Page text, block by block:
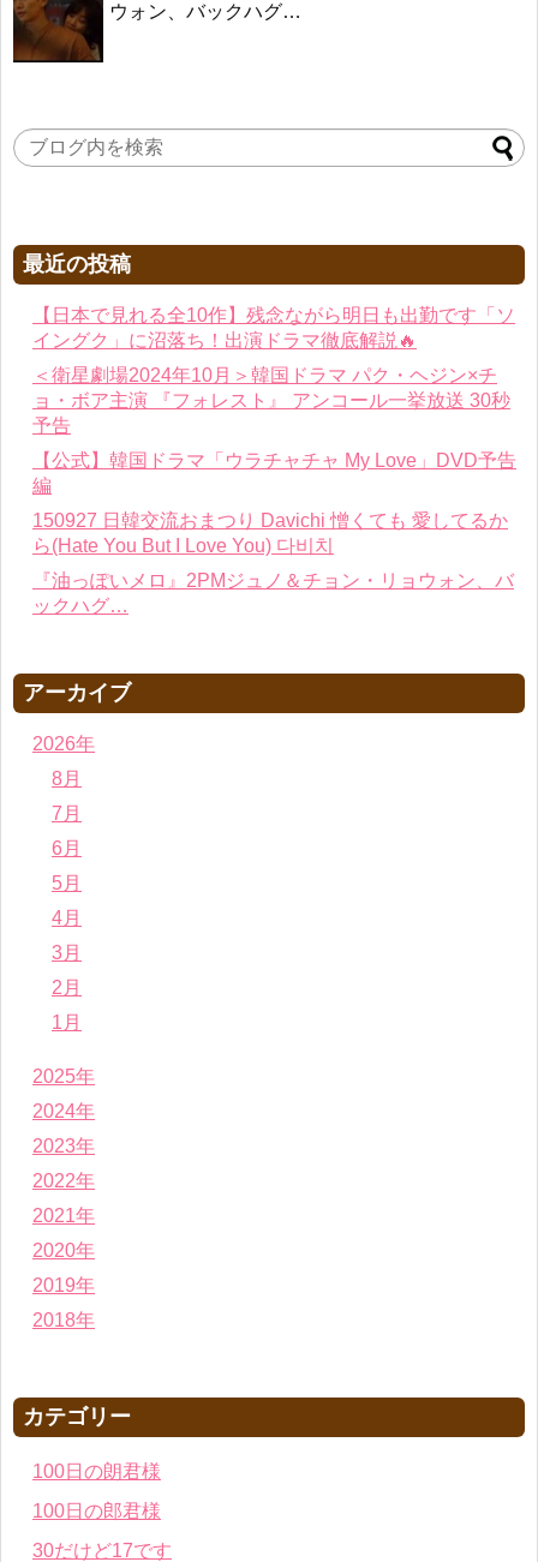
ウォン、バックハグ…
最近の投稿
【日本で見れる全10作】残念ながら明日も出勤です「ソ
イングク」に沼落ち！出演ドラマ徹底解説🔥
＜衛星劇場2024年10月＞韓国ドラマ パク・ヘジン×チ
ョ・ボア主演 『フォレスト』 アンコール一挙放送 30秒
予告
【公式】韓国ドラマ「ウラチャチャ My Love」DVD予告
編
150927 日韓交流おまつり Davichi 憎くても 愛してるか
ら(Hate You But I Love You) 다비치
『油っぽいメロ』2PMジュノ＆チョン・リョウォン、バ
ックハグ…
アーカイブ
2026年
8月
7月
6月
5月
4月
3月
2月
1月
2025年
2024年
2023年
2022年
2021年
2020年
2019年
2018年
カテゴリー
100日の朗君様
100日の郎君様
30だけど17です